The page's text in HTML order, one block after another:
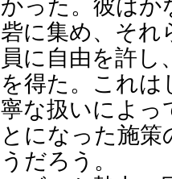
かった。彼はか
砦に集め、それ
員に自由を許し
を得た。これは
寧な扱いによっ
とになった施
うだろう。